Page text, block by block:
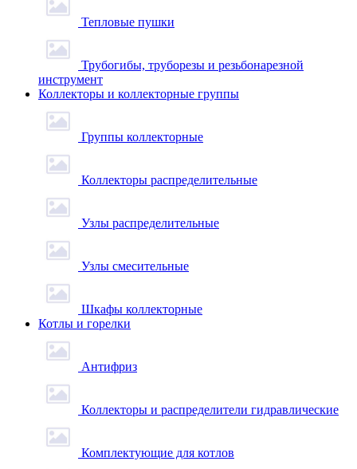
Тепловые пушки
Трубогибы, труборезы и резьбонарезной
инструмент
Коллекторы и коллекторные группы
Группы коллекторные
Коллекторы распределительные
Узлы распределительные
Узлы смесительные
Шкафы коллекторные
Котлы и горелки
Антифриз
Коллекторы и распределители гидравлические
Комплектующие для котлов